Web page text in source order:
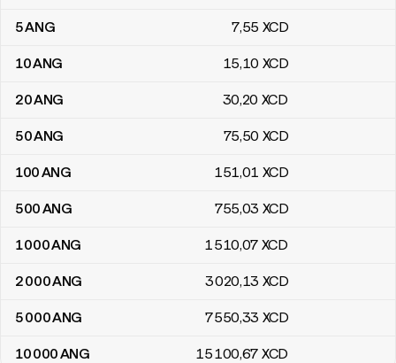
5ANG 7,55 XCD
10ANG 15,10 XCD
20ANG 30,20 XCD
50ANG 75,50 XCD
100ANG 151,01 XCD
500ANG 755,03 XCD
1 000ANG 1 510,07 XCD
2 000ANG 3 020,13 XCD
5 000ANG 7 550,33 XCD
10 000ANG 15 100,67 XCD